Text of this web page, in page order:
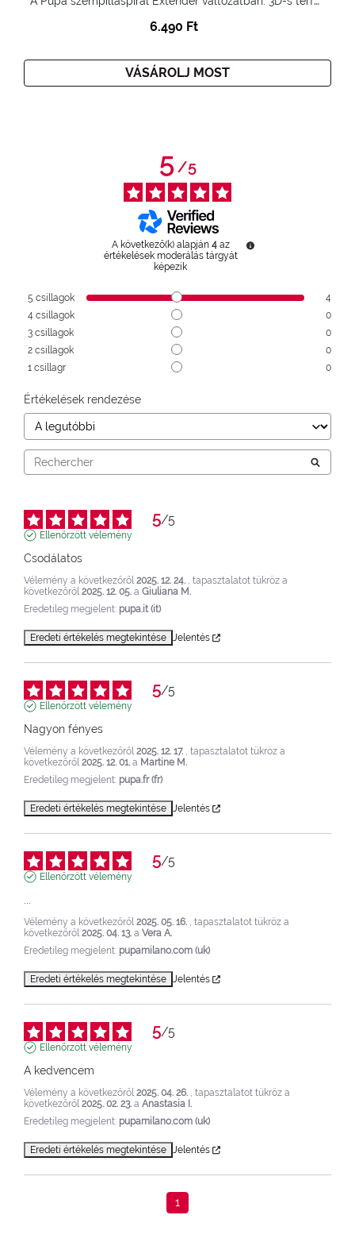
6.490 Ft
VÁSÁROLJ MOST
5/5
A következő(k) alapján 4 az
értékelések moderálás tárgyát
képezik
5 csillagok
4
4 csillagok
0
3 csillagok
0
2 csillagok
0
1 csillagr 0
Értékelések rendezése
5/5
Ellenőrzött vélemény
Csodálatos
Vélemény a következőről 2025. 12. 24. , tapasztalatot tükröz a
következőről 2025. 12. 05. a Giuliana M.
Eredetileg megjelent: pupa.it (it)
Eredeti értékelés megtekintése Jelentés
5/5
Ellenőrzött vélemény
Nagyon fényes
Vélemény a következőről 2025. 12. 17. , tapasztalatot tükröz a
következőről 2025. 12. 01. a Martine M.
Eredetileg megjelent: pupa.fr (fr)
Eredeti értékelés megtekintése Jelentés
5/5
Ellenőrzött vélemény
Vélemény a következőről 2025. 05. 16. , tapasztalatot tükröz a
következőről 2025. 04. 13. a Vera A.
Eredetileg megjelent: pupamilano.com (uk)
Eredeti értékelés megtekintése Jelentés
5/5
Ellenőrzött vélemény
A kedvencem
Vélemény a következőről 2025. 04. 26. , tapasztalatot tükröz a
következőről 2025. 02. 23. a Anastasia I.
Eredetileg megjelent: pupamilano.com (uk)
Eredeti értékelés megtekintése Jelentés
1